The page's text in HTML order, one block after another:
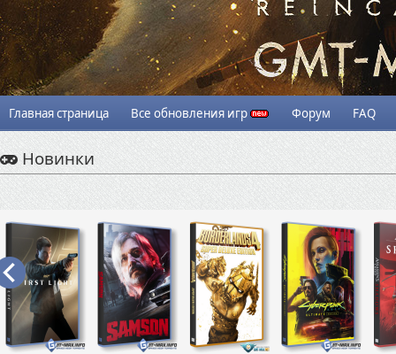
Главная страница Все обновления игр Форум FAQ
Новинки